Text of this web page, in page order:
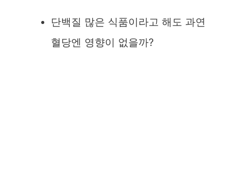
단백질 많은 식품이라고 해도 과연
혈당엔 영향이 없을까?